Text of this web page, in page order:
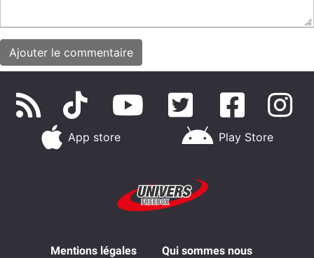
App store Play Store
Mentions légales Qui sommes nous